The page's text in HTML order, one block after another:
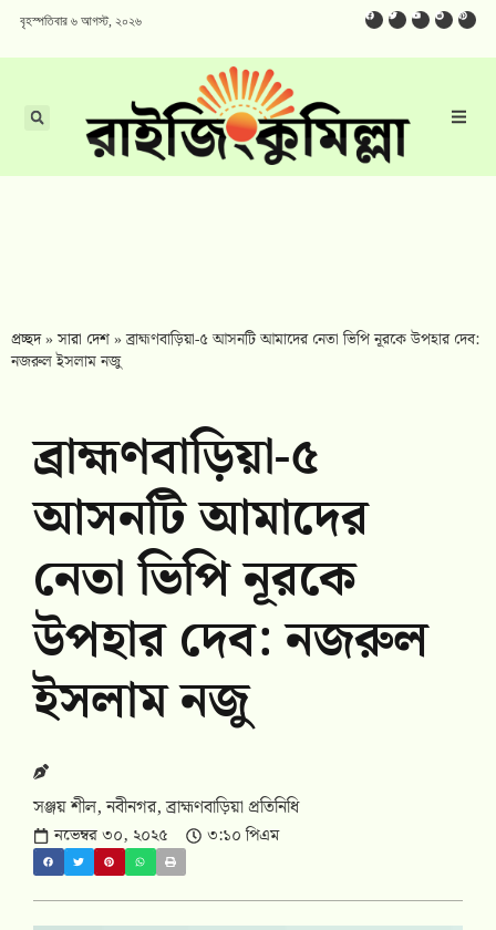
বৃহস্পতিবার ৬ আগস্ট, ২০২৬
প্রচ্ছদ»সারা দেশ»ব্রাহ্মণবাড়িয়া-৫ আসনটি আমাদের নেতা ভিপি নূরকে উপহার দেব:
নজরুল ইসলাম নজু
ব্রাহ্মণবাড়িয়া-৫
আসনটি আমাদের
নেতা ভিপি নূরকে
উপহার দেব: নজরুল
ইসলাম নজু
সঞ্জয় শীল, নবীনগর, ব্রাহ্মণবাড়িয়া প্রতিনিধি
নভেম্বর ৩০, ২০২৫ ৩:১০ পিএম